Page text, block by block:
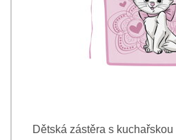
Dětská zástěra s